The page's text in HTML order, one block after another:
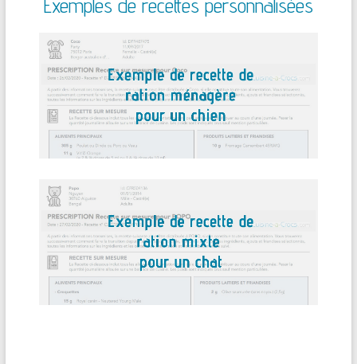
Exemples de recettes personnalisées